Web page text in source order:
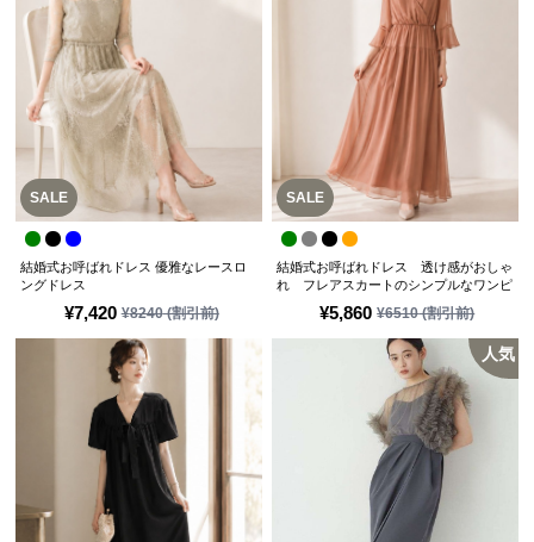
SALE
¥7,420 ¥8240(割引前)
結婚式お呼ばれドレス 優雅なレースロ
ングドレス
SALE
¥5,860 ¥6510(割引前)
結婚式お呼ばれドレス 透け感がおしゃ
れ フレアスカートのシンプルなワンピ
人気